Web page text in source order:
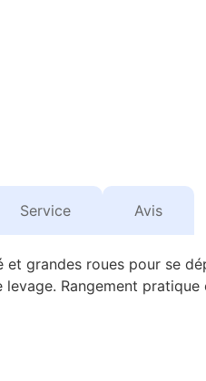
Service Avis
grandes roues pour se
Rangement